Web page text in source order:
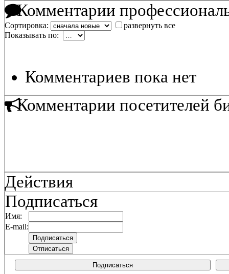
Комментарии
Сортировка:
развернуть все
Показывать по:
Комментариев пока нет
Комментарии посетителей
Действия
Подписаться
Имя:
E-mail:
Подписаться